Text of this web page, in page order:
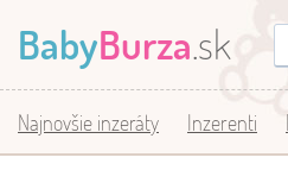
BabyBurza.sk
Najnovšie inzeráty Inzerenti